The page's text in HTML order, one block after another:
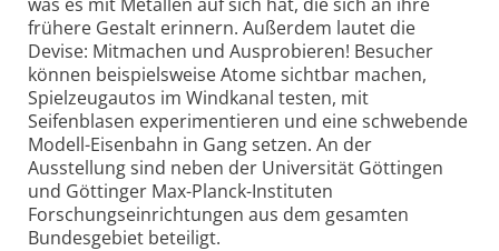
frühere Gestalt erinnern. Außerdem lautet die
Devise: Mitmachen und Ausprobieren! Besucher
können beispielsweise Atome sichtbar machen,
Spielzeugautos im Windkanal testen, mit
Seifenblasen experimentieren und eine schwebende
Modell-Eisenbahn in Gang setzen. An der
Ausstellung sind neben der Universität Göttingen
und Göttinger Max-Planck-Instituten
Forschungseinrichtungen aus dem gesamten
Bundesgebiet beteiligt.